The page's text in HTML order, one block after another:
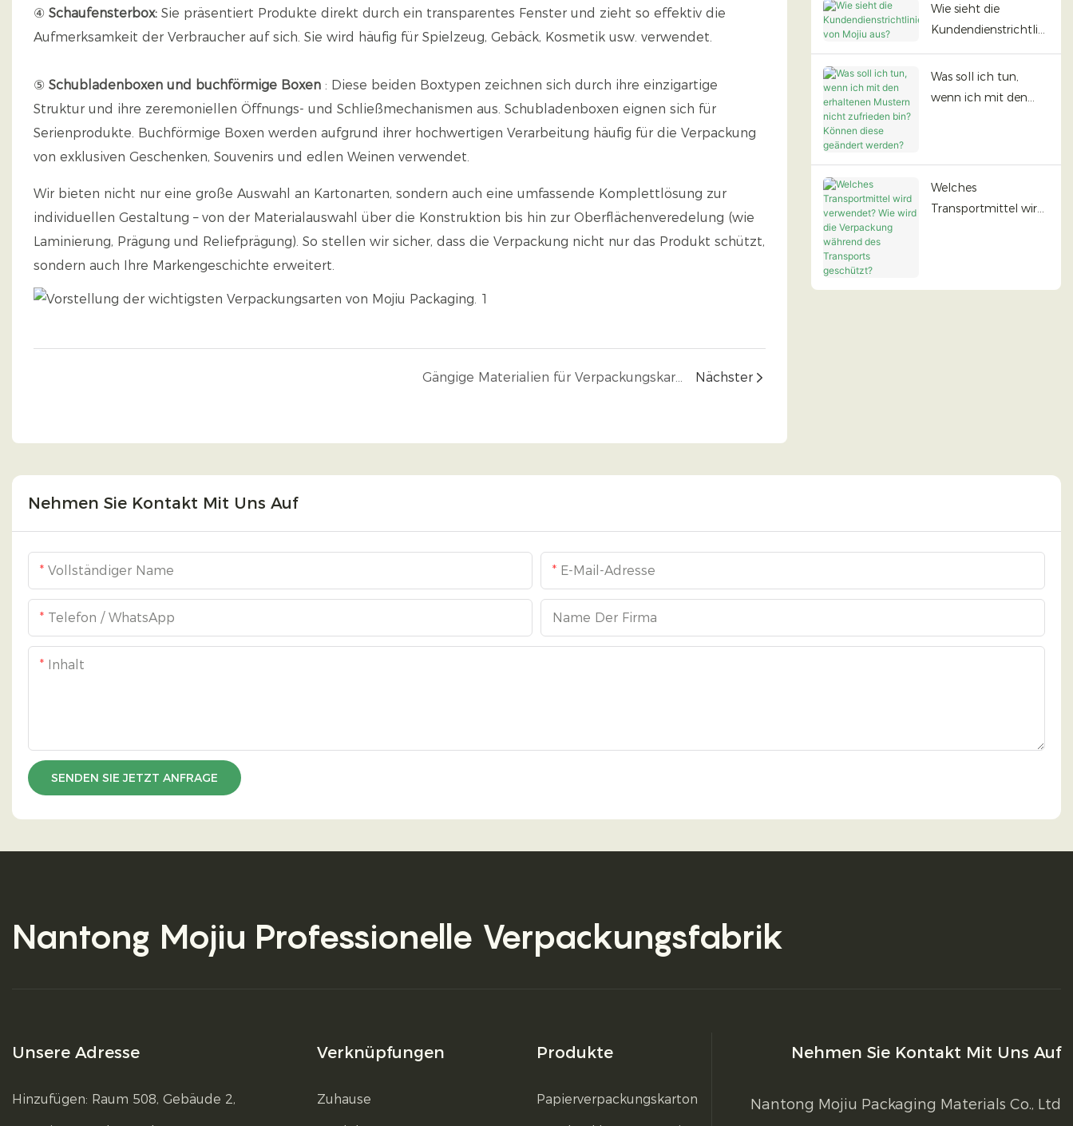
④ Schaufensterbox:Sie präsentiert Produkte direkt durch ein transparentes Fenster und zieht so effektiv die
Aufmerksamkeit der Verbraucher auf sich. Sie wird häufig für Spielzeug, Gebäck, Kosmetik usw. verwendet.
⑤ Schubladenboxen und buchförmige Boxen: Diese beiden Boxtypen zeichnen sich durch ihre einzigartige
Struktur und ihre zeremoniellen Öffnungs- und Schließmechanismen aus. Schubladenboxen eignen sich für
Serienprodukte. Buchförmige Boxen werden aufgrund ihrer hochwertigen Verarbeitung häufig für die Verpackung
von exklusiven Geschenken, Souvenirs und edlen Weinen verwendet.
Wir bieten nicht nur eine große Auswahl an Kartonarten, sondern auch eine umfassende Komplettlösung zur
individuellen Gestaltung – von der Materialauswahl über die Konstruktion bis hin zur Oberflächenveredelung (wie
Laminierung, Prägung und Reliefprägung). So stellen wir sicher, dass die Verpackung nicht nur das Produkt schützt,
sondern auch Ihre Markengeschichte erweitert.
Gängige Materialien für Verpackungskartons und Auswahlhilfe Nächster
gen?
Wie sieht die
Kundendienstrichtlini
e von Mojiu aus?
Was soll ich tun,
wenn ich mit den
geändert werden?
Welches
Transportmittel wird
Transports
Nehmen Sie Kontakt Mit Uns Auf
Vollständiger Name E-Mail-Adresse
Telefon / WhatsApp Name Der Firma
Inhalt
SENDEN SIE JETZT ANFRAGE
Nantong Mojiu Professionelle Verpackungsfabrik
Unsere Adresse
Hinzufügen: Raum 508, Gebäude 2,
Verknüpfungen
Zuhause
Produkte
Papierverpackungskarton
Nehmen Sie Kontakt Mit Uns Auf
Nantong Mojiu Packaging Materials Co., Ltd